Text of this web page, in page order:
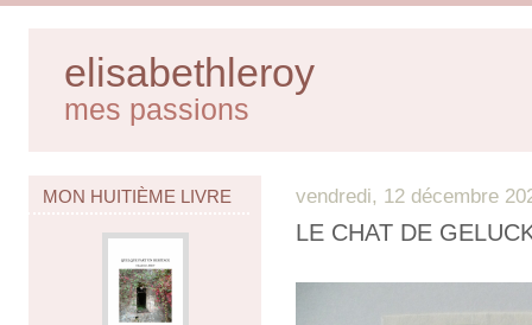
elisabethleroy
mes passions
MON HUITIÈME LIVRE vendredi, 12 décembre
LE CHAT DE